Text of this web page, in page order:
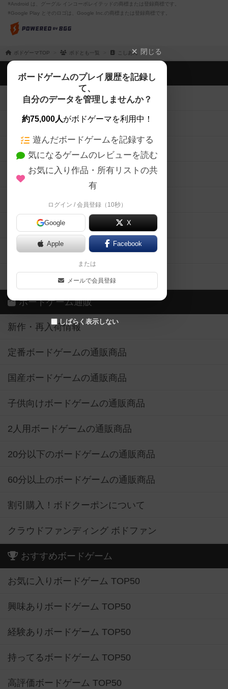
※Android は、グーグル インコーポレイテッドの商標または登録商標です。
※Google Play とそのロゴは、Google Inc.の商標または登録商標です。
ボドゲーマTOP ボドとも一覧 こしあん 閉じる
ボードゲームのプレイ履歴を記録し
て、
自分のデータを管理しませんか？
約75,000人がボドゲーマを利用中！
遊んだボードゲームを記録する
気になるゲームのレビューを読む
お気に入り作品・所有リストの共
有
ログイン / 会員登録（10秒）
Google X
Apple Facebook
または
メールで会員登録
しばらく表示しない
ボドゲーマTOP
ボードゲームを検索する
ボードゲームの新着レビュー
ボードゲーム会情報
メカニクス特集
掲示板・トピックス
ボドとも・会員一覧
ボードゲーム業界コラム
ボドゲーマご利用案内
ボードゲーム通販
新作・再入荷情報
定番ボードゲームの通販商品
国産ボードゲームの通販商品
子供向けボードゲームの通販商品
2人用ボードゲームの通販商品
20分以下のボードゲームの通販商品
60分以上のボードゲームの通販商品
割引購入！ボドクーポンについて
クラウドファンディング ボドファン
おすすめボードゲーム
お気に入りボードゲーム TOP50
興味ありボードゲーム TOP50
経験ありボードゲーム TOP50
持ってるボードゲーム TOP50
高評価ボードゲーム TOP50